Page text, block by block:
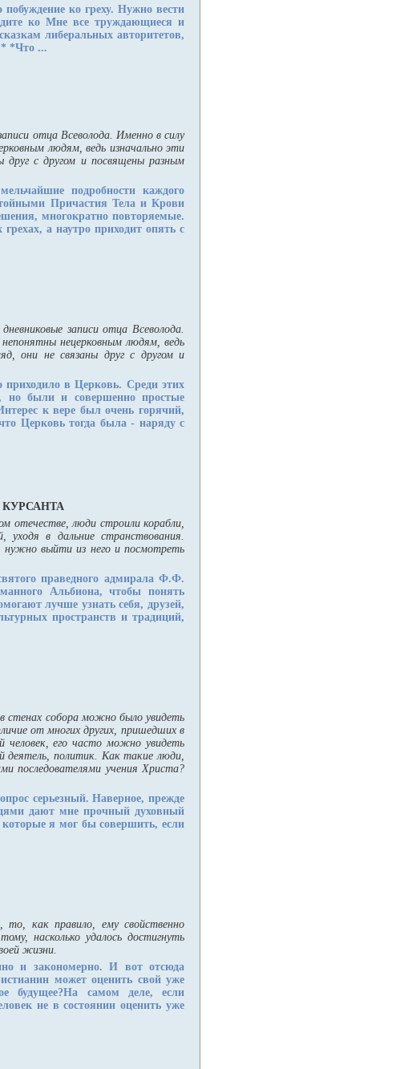
ко греху. Нужно вести
ко Мне все труждающиеся и
либеральных авторитетов,
*Что ...
отца Всеволода. Именно в силу
людям, ведь изначально эти
друг с другом и посвящены разным
подробности каждого
Причастия Тела и Крови
многократно повторяемые.
а наутро приходит опять с
записи отца Всеволода.
нецерковным людям, ведь
они не связаны друг с другом и
в Церковь. Среди этих
но были и совершенно простые
к вере был очень горячий,
Церковь тогда была - наряду с
отечестве, люди строили корабли,
в дальние странствования.
нужно выйти из него и посмотреть
праведного адмирала Ф.Ф.
Альбиона, чтобы понять
лучше узнать себя, друзей,
пространств и традиций,
стенах собора можно было увидеть
от многих других, пришедших в
человек, его часто можно увидеть
деятель, политик. Как такие люди,
последователями учения Христа?
серьезный. Наверное, прежде
дают мне прочный духовный
которые я мог бы совершить, если
как правило, ему свойственно
насколько удалось достигнуть
жизни.
и закономерно. И вот отсюда
может оценить свой уже
будущее?На самом деле, если
не в состоянии оценить уже